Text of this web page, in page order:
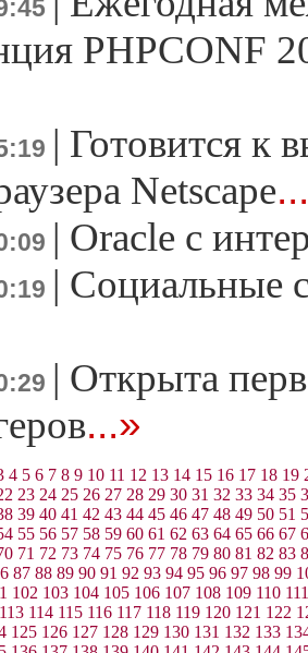
PHPCONF
| Готовится к
Netscape
| Oracle с
| Социальные
| Открыта
...»
4 5 6 7 8 9 10 11 12 13 14 15 16 17 18 19
23 24 25 26 27 28 29 30 31 32 33 34 35
39 40 41 42 43 44 45 46 47 48 49 50 51
55 56 57 58 59 60 61 62 63 64 65 66 67
71 72 73 74 75 76 77 78 79 80 81 82 83
87 88 89 90 91 92 93 94 95 96 97 98 99
102 103 104 105 106 107 108 109 110 111
113 114 115 116 117 118 119 120 121 122
125 126 127 128 129 130 131 132 133